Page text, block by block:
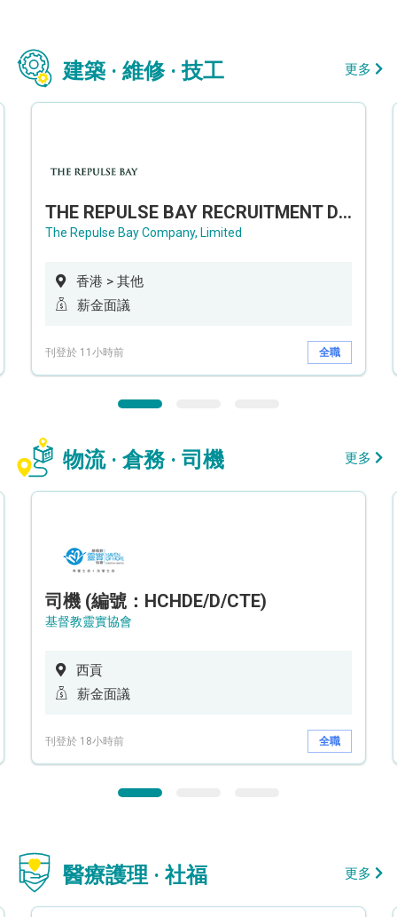
建築 · 維修 · 技工 更多
THE REPULSE BAY RECRUITMENT DAY 淺水灣影灣園人才招聘會
The Repulse Bay Company, Limited
香港 > 其他
薪金面議
刊登於 11小時前 全職
物流 · 倉務 · 司機 更多
司機 (編號：HCHDE/D/CTE)
基督教靈實協會
西貢
薪金面議
刊登於 18小時前 全職
醫療護理 · 社福 更多